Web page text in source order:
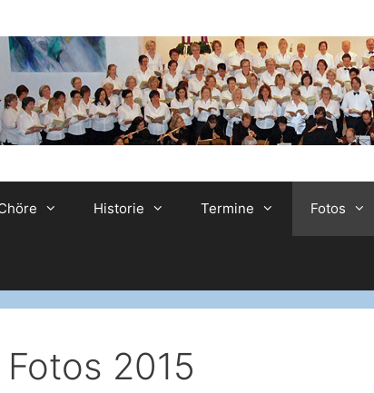
Historie Termine Fotos
Fotos 2015